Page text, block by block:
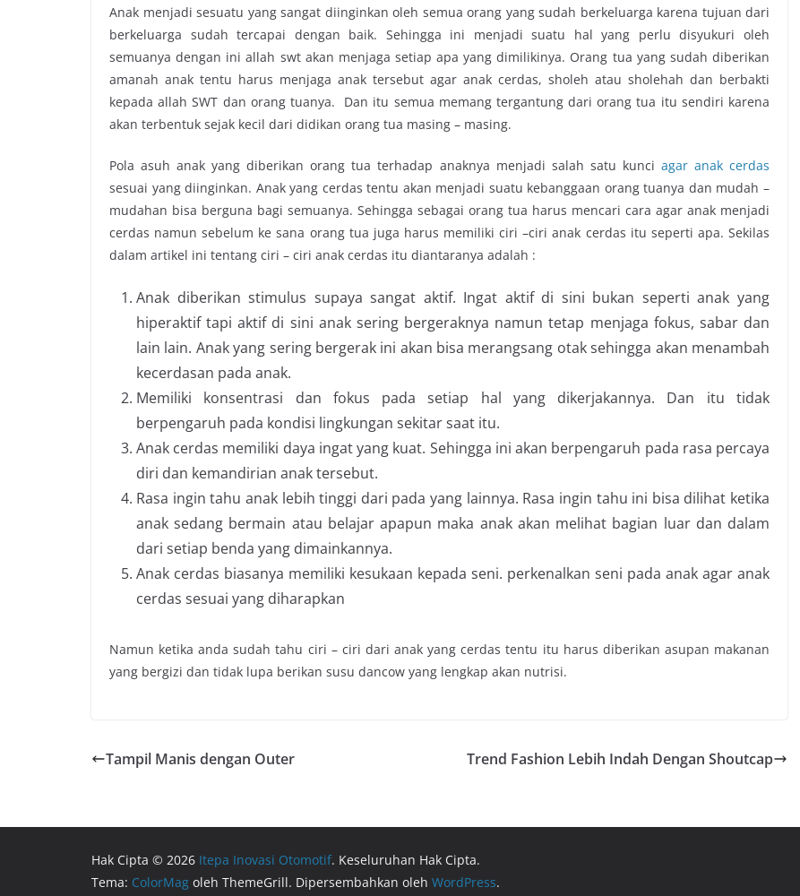
Anak menjadi sesuatu yang sangat diinginkan oleh semua orang yang sudah berkeluarga karena tujuan dari
berkeluarga sudah tercapai dengan baik. Sehingga ini menjadi suatu hal yang perlu disyukuri oleh
semuanya dengan ini allah swt akan menjaga setiap apa yang dimilikinya. Orang tua yang sudah diberikan
amanah anak tentu harus menjaga anak tersebut agar anak cerdas, sholeh atau sholehah dan berbakti
kepada allah SWT dan orang tuanya. Dan itu semua memang tergantung dari orang tua itu sendiri karena
akan terbentuk sejak kecil dari didikan orang tua masing – masing.
Pola asuh anak yang diberikan orang tua terhadap anaknya menjadi salah satu kunci agar anak cerdas
sesuai yang diinginkan. Anak yang cerdas tentu akan menjadi suatu kebanggaan orang tuanya dan mudah –
mudahan bisa berguna bagi semuanya. Sehingga sebagai orang tua harus mencari cara agar anak menjadi
cerdas namun sebelum ke sana orang tua juga harus memiliki ciri –ciri anak cerdas itu seperti apa. Sekilas
dalam artikel ini tentang ciri – ciri anak cerdas itu diantaranya adalah :
Anak diberikan stimulus supaya sangat aktif. Ingat aktif di sini bukan seperti anak yang
hiperaktif tapi aktif di sini anak sering bergeraknya namun tetap menjaga fokus, sabar dan
lain lain. Anak yang sering bergerak ini akan bisa merangsang otak sehingga akan menambah
kecerdasan pada anak.
Memiliki konsentrasi dan fokus pada setiap hal yang dikerjakannya. Dan itu tidak
berpengaruh pada kondisi lingkungan sekitar saat itu.
Anak cerdas memiliki daya ingat yang kuat. Sehingga ini akan berpengaruh pada rasa percaya
diri dan kemandirian anak tersebut.
Rasa ingin tahu anak lebih tinggi dari pada yang lainnya. Rasa ingin tahu ini bisa dilihat ketika
anak sedang bermain atau belajar apapun maka anak akan melihat bagian luar dan dalam
dari setiap benda yang dimainkannya.
Anak cerdas biasanya memiliki kesukaan kepada seni. perkenalkan seni pada anak agar anak
cerdas sesuai yang diharapkan
Namun ketika anda sudah tahu ciri – ciri dari anak yang cerdas tentu itu harus diberikan asupan makanan
yang bergizi dan tidak lupa berikan susu dancow yang lengkap akan nutrisi.
Tampil Manis dengan Outer Trend Fashion Lebih Indah Dengan Shoutcap
Hak Cipta © 2026 Itepa Inovasi Otomotif. Keseluruhan Hak Cipta.
Tema: ColorMag oleh ThemeGrill. Dipersembahkan oleh WordPress.